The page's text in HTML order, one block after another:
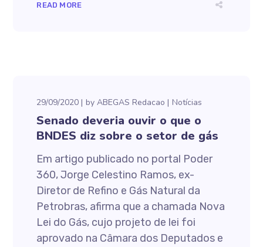
READ MORE
29/09/2020 byABEGAS Redacao Notícias
Senado deveria ouvir o que o
BNDES diz sobre o setor de gás
Em artigo publicado no portal Poder
360, Jorge Celestino Ramos, ex-
Diretor de Refino e Gás Natural da
Petrobras, afirma que a chamada Nova
Lei do Gás, cujo projeto de lei foi
aprovado na Câmara dos Deputados e